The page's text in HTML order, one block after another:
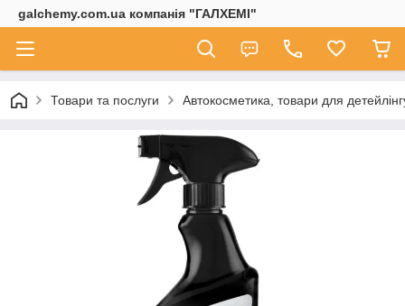
galchemy.com.ua компанія "ГАЛХЕМІ"
Товари та послуги Автокосметика, товари для